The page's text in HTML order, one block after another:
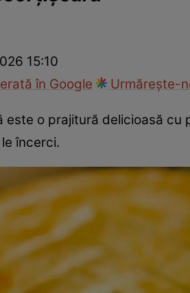
15:10
în Google
Urmărește-
o prajitură delicioasă
încerci.